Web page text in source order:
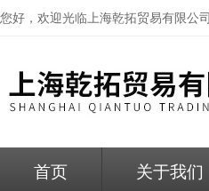
您好，欢迎光临上海乾拓贸易有限公司
首页 关于我们